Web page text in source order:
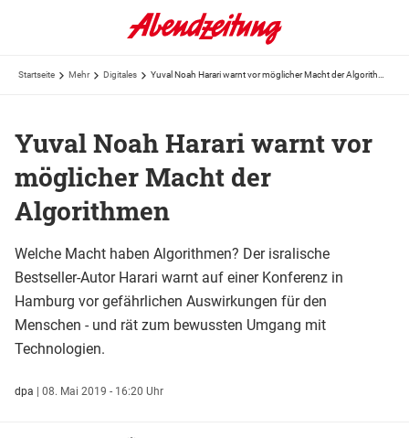
Startseite Mehr Digitales
Yuval Noah Harari warnt vor
möglicher Macht der
Algorithmen
Welche Macht haben Algorithmen? Der isralische
Bestseller-Autor Harari warnt auf einer Konferenz in
Hamburg vor gefährlichen Auswirkungen für den
Menschen - und rät zum bewussten Umgang mit
Technologien.
dpa | 08. Mai 2019 - 16:20 Uhr